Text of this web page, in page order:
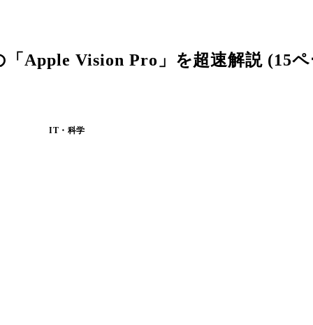
「Apple Vision Pro」を超速解説 (15
IT・科学